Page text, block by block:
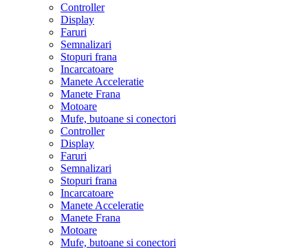
Controller
Display
Faruri
Semnalizari
Stopuri frana
Incarcatoare
Manete Acceleratie
Manete Frana
Motoare
Mufe, butoane si conectori
Controller
Display
Faruri
Semnalizari
Stopuri frana
Incarcatoare
Manete Acceleratie
Manete Frana
Motoare
Mufe, butoane si conectori